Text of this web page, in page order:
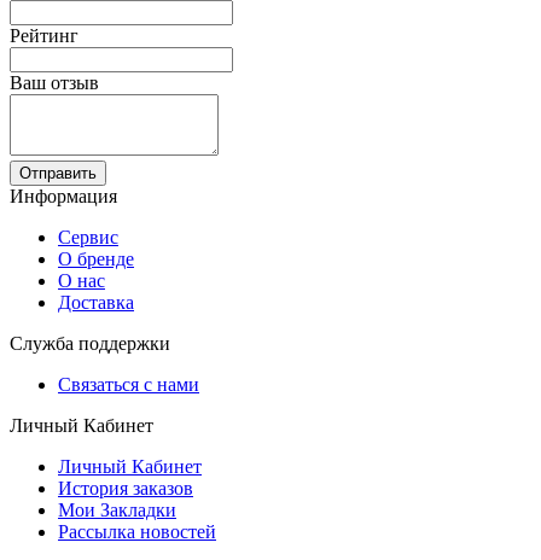
Рейтинг
Ваш отзыв
Отправить
Информация
Сервис
О бренде
О нас
Доставка
Служба поддержки
Связаться с нами
Личный Кабинет
Личный Кабинет
История заказов
Мои Закладки
Рассылка новостей